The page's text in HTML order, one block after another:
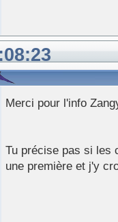
Merci pour l'info
Tu précise pas si les
une première et j'y